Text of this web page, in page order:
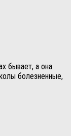
бывает, а она
болезненные,